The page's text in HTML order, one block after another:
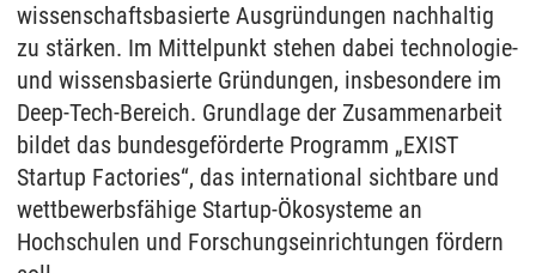
wissenschaftsbasierte Ausgründungen nachhaltig
zu stärken. Im Mittelpunkt stehen dabei technologie-
und wissensbasierte Gründungen, insbesondere im
Deep-Tech-Bereich. Grundlage der Zusammenarbeit
bildet das bundesgeförderte Programm „EXIST
Startup Factories“, das international sichtbare und
wettbewerbsfähige Startup-Ökosysteme an
Hochschulen und Forschungseinrichtungen fördern